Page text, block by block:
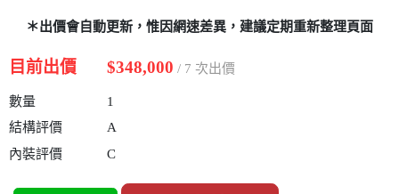
＊出價會自動更新，惟因網速差異，建議定期重新整理頁面
目前出價 $348,000 / 7 次出價
數量
1
結構評價
A
內裝評價
C